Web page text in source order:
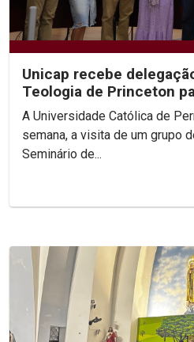
Unicap recebe
Teologia de Princeton
congresso...
A Universidade Católica de
semana, a visita de um grupo
Seminário de...